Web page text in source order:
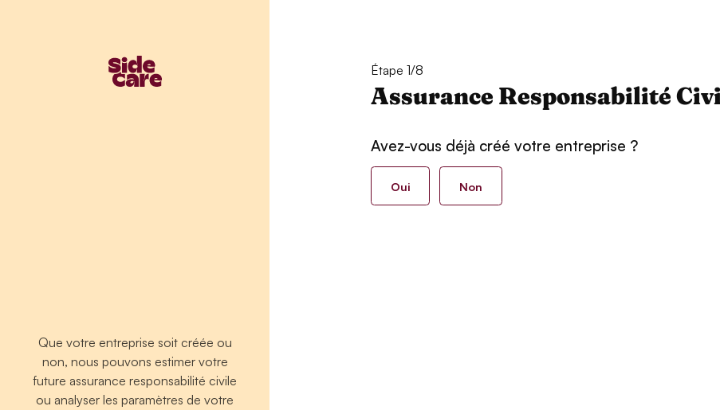
Que votre entreprise soit créée ou
non, nous pouvons estimer votre
future assurance responsabilité civile
ou analyser les paramètres de votre
Étape 1/8
Assurance Responsabilité
Avez-vous déjà créé votre entreprise ?
Oui Non